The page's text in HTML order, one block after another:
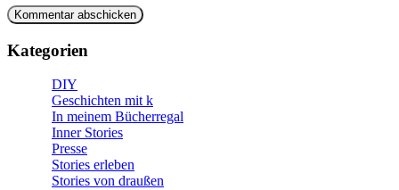
Kategorien
DIY
Geschichten mit k
In meinem Bücherregal
Inner Stories
Presse
Stories erleben
Stories von draußen